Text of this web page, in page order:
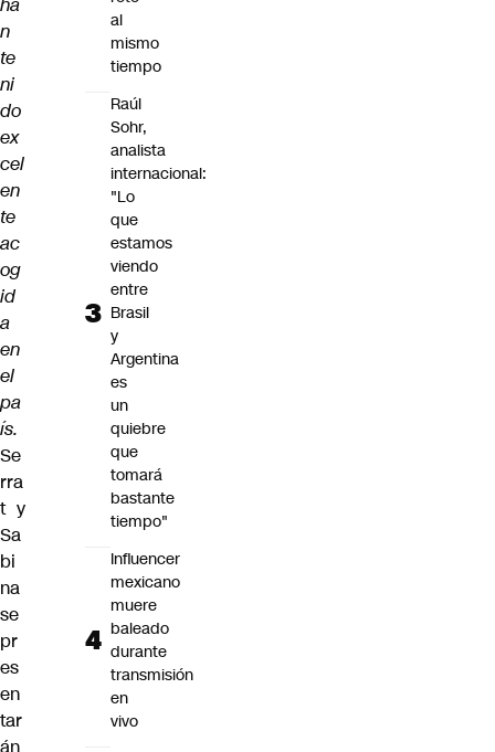
n
te
ni
do
ex
cel
en
te
ac
og
id
a
en
el
pa
ís.
Se
rra
t y
Sa
bi
na
se
pr
es
en
tar
al
mismo
tiempo
Raúl
Sohr,
analista
internacional:
"Lo
que
estamos
viendo
entre
Brasil
y
Argentina
es
un
quiebre
que
tomará
bastante
tiempo"
Influencer
mexicano
muere
baleado
durante
transmisión
en
vivo